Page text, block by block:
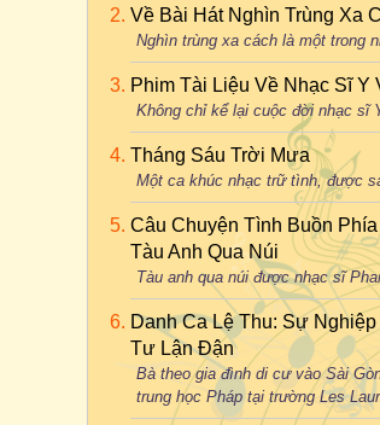
Về Bài Hát Nghìn Trùng Xa
Nghìn trùng xa cách là một trong
Phim Tài Liệu Về Nhạc Sĩ Y
Không chỉ kể lại cuộc đời nhạc sĩ
Tháng Sáu Trời Mưa
Một ca khúc nhạc trữ tình, được
Câu Chuyện Tình Buồn
Tàu Anh Qua Núi
Tàu anh qua núi được nhạc sĩ
Danh Ca Lệ Thu: Sự
Tư Lận Đận
Bà theo gia đình di cư vào Sài
trung học Pháp tại trường Les